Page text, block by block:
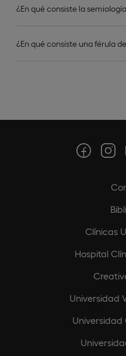
¿En qué consiste la
¿En qué consiste una férula
Clínicas
Hospital
Universidad
Universidad